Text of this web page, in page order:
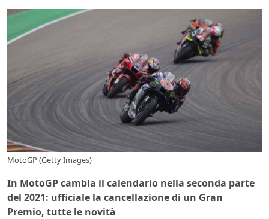
MotoGP (Getty Images)
In MotoGP cambia il calendario nella seconda parte
del 2021: ufficiale la cancellazione di un Gran
Premio, tutte le novità